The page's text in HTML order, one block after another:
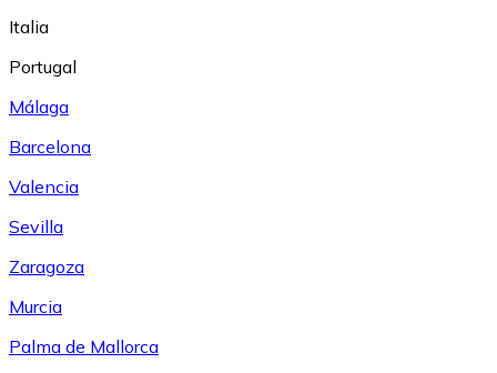
Italia
Portugal
Málaga
Barcelona
Valencia
Sevilla
Zaragoza
Murcia
Palma de Mallorca